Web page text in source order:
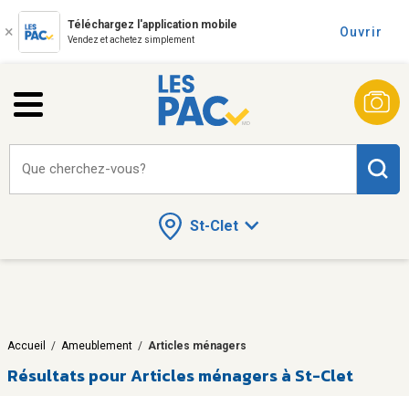
Téléchargez l'application mobile
Vendez et achetez simplement
Ouvrir
St-Clet
Que cherchez-vous?
Accueil / Ameublement / Articles ménagers
Résultats pourArticles ménagers à St-Clet